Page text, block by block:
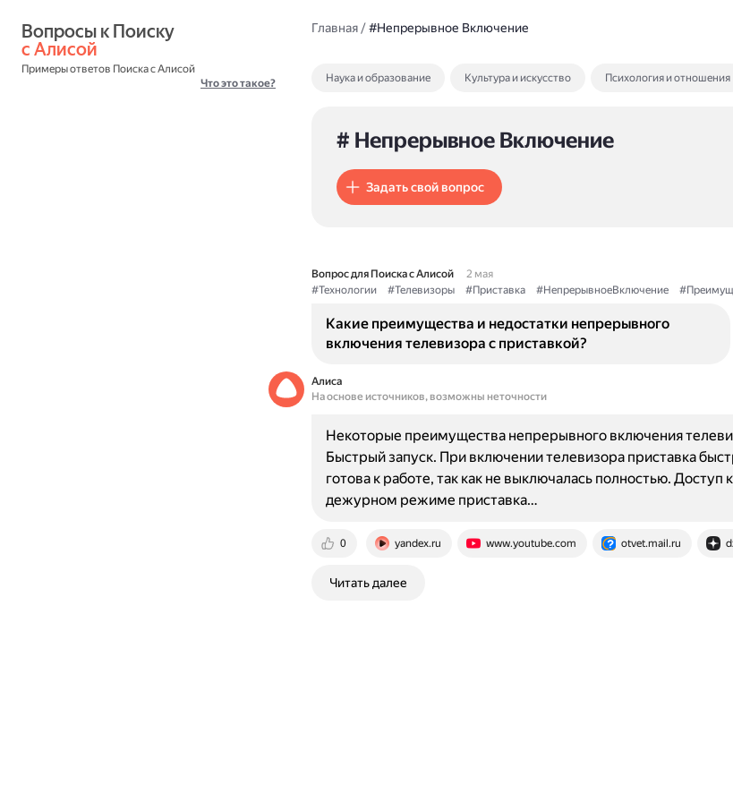
с Алисой
Примеры ответов Поиска с Алисой
Что это такое?
Главная/#Непрерывное Включение
Наука и образование Культура и искусство Психология и отношения
# Непрерывное Включение
Задать свой вопрос
Вопрос для Поиска с Алисой
2 мая
#Технологии
#Телевизоры #Приставка #НепрерывноеВключение
Какие преимущества и недостатки непрерывного
включения телевизора с приставкой?
Алиса
На основе источников, возможны неточности
0 yandex.ru www.youtube.com otvet.mail.ru
Некоторые преимущества непрерывного включения
Быстрый запуск. При включении телевизора приставка
готова к работе, так как не выключалась полностью. Доступ
дежурном режиме приставка…
Читать далее